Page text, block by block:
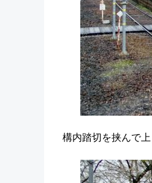
構内踏切を挟んで